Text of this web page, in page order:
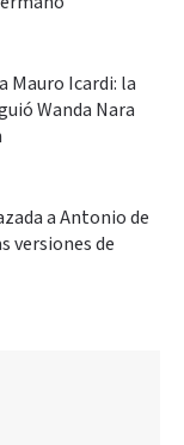
Mauro Icardi: la
Wanda Nara
a Antonio de
versiones de